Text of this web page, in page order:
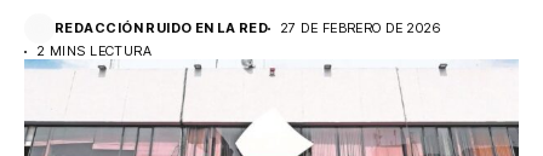
REDACCIÓN RUIDO EN LA RED
27 DE FEBRERO DE 2026
2 MINS LECTURA